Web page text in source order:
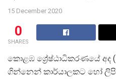
15 December 2020
0
SHARES
කොළඹ ශ්‍රේෂ්ඨාධිකරණයේ අද
ගින්නෙන් කාර්යාලකට හෝ